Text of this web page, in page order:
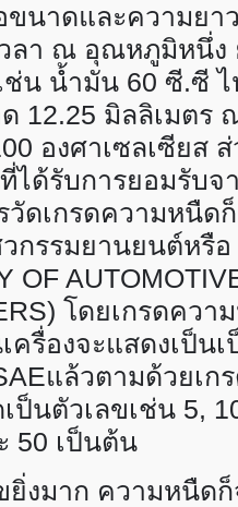
นาดและความยา
ลา ณ อุณหภูมิหนึ่ง
ช่น น้ำมัน 60 ซี.ซี ไ
12.25 มิลลิเมตร
องศาเซลเซียส
ได้รับการยอมรับจ
วัดเกรดความหนืด
กรรมยานยนต์หรือ
OF
โดยเกรดควา
ครื่องจะแสดงเป็นเ
แล้วตามด้วยเก
ป็นตัวเลขเช่น 5,
50 เป็นต้น
ยิ่งมาก ความหนืดก็